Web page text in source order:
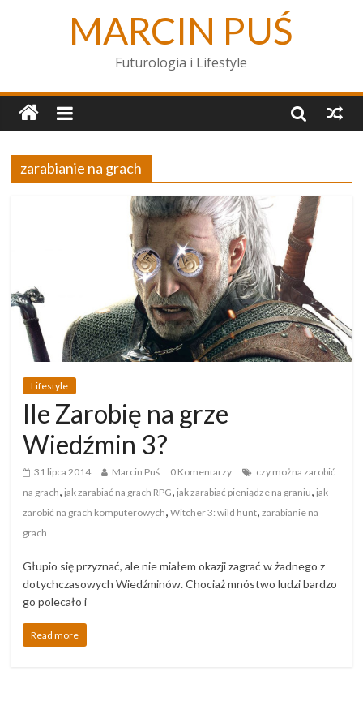
MARCIN PUŚ
Futurologia i Lifestyle
zarabianie na grach
Lifestyle
Ile Zarobię na grze
Wiedźmin 3?
31 lipca 2014 Marcin Puś 0 Komentarzy
czy można zarobić
na grach, jak zarabiać na grach RPG, jak zarabiać pieniądze na graniu, jak
zarobić na grach komputerowych,Witcher 3: wild hunt,zarabianie na
grach
Głupio się przyznać, ale nie miałem okazji zagrać w żadnego z
dotychczasowych Wiedźminów. Chociaż mnóstwo ludzi bardzo
go polecało i
Read more